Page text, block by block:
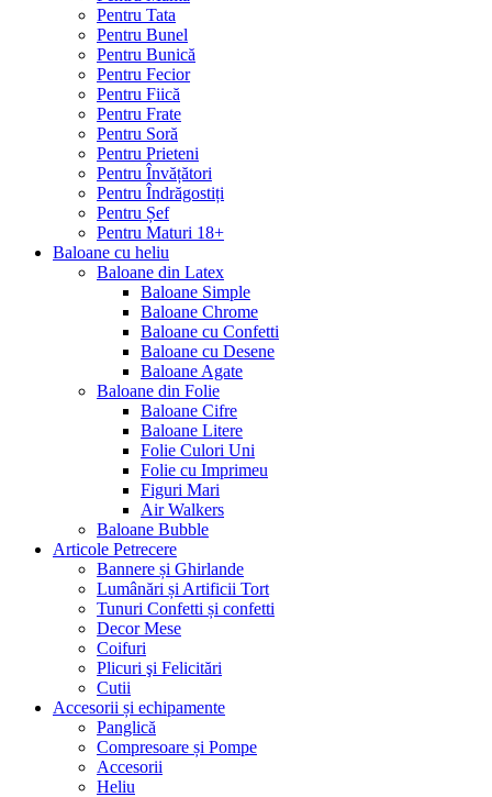
Pentru Tata
Pentru Bunel
Pentru Bunică
Pentru Fecior
Pentru Fiică
Pentru Frate
Pentru Soră
Pentru Prieteni
Pentru Învățători
Pentru Îndrăgostiți
Pentru Șef
Pentru Maturi 18+
Baloane cu heliu
Baloane din Latex
Baloane Simple
Baloane Chrome
Baloane cu Confetti
Baloane cu Desene
Baloane Agate
Baloane din Folie
Baloane Cifre
Baloane Litere
Folie Culori Uni
Folie cu Imprimeu
Figuri Mari
Air Walkers
Baloane Bubble
Articole Petrecere
Bannere și Ghirlande
Lumânări și Artificii Tort
Tunuri Confetti și confetti
Decor Mese
Coifuri
Plicuri şi Felicitări
Cutii
Accesorii și echipamente
Panglică
Compresoare și Pompe
Accesorii
Heliu